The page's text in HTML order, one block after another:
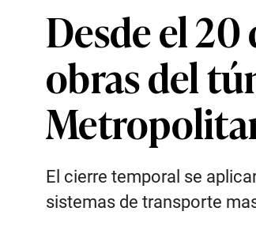
Desde el 20
obras del
El cierre temporal se
sistemas de transporte